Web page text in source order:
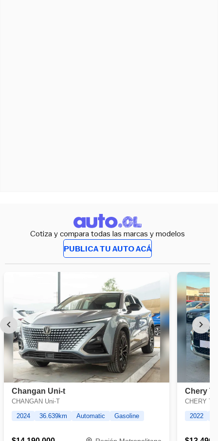
Cotiza y compara todas las marcas y modelos
PUBLICA TU AUTO ACÁ